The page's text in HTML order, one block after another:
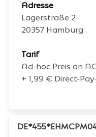
Adresse
Lagerstraße 2
20357 Hamburg
Tarif
Ad-hoc Preis an
+ 1,99 € Direct-